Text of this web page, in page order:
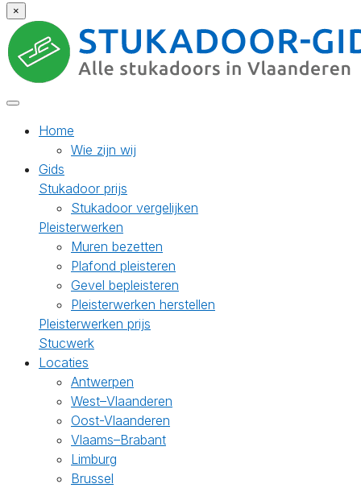
×
Home
Wie zijn wij
Gids
Stukadoor prijs
Stukadoor vergelijken
Pleisterwerken
Muren bezetten
Plafond pleisteren
Gevel bepleisteren
Pleisterwerken herstellen
Pleisterwerken prijs
Stucwerk
Locaties
Antwerpen
West–Vlaanderen
Oost-Vlaanderen
Vlaams–Brabant
Limburg
Brussel